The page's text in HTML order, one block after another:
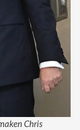
Chris